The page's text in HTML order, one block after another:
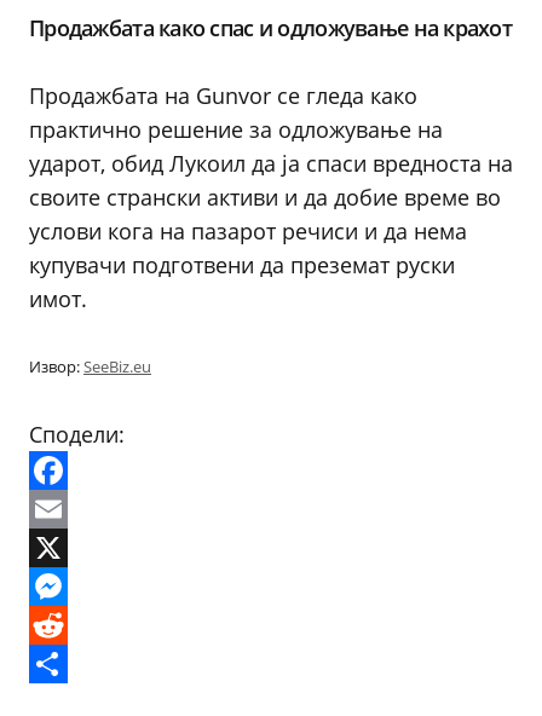
Продажбата како спас и одложување на крахот
Продажбата на Gunvor се гледа како
практично решение за одложување на
ударот, обид Лукоил да ја спаси вредноста на
своите странски активи и да добие време во
услови кога на пазарот речиси и да нема
купувачи подготвени да преземат руски
имот.
Извор:SeeBiz.eu
Сподели:
Facebook
Email
X
Messenger
Reddit